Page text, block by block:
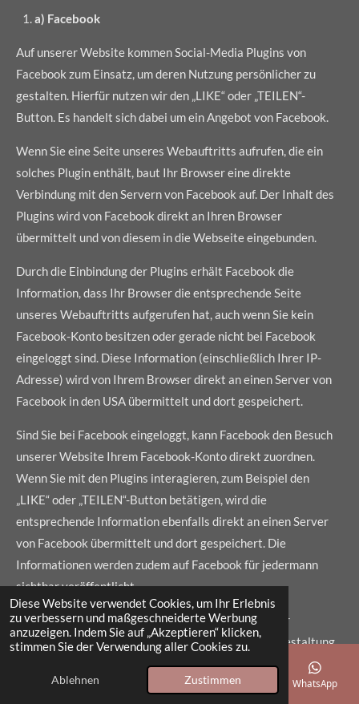
Diese Website verwendet Cookies, um Ihr Erlebnis
zu verbessern und maßgeschneiderte Werbung
anzuzeigen. Indem Sie auf „Akzeptieren“ klicken,
stimmen Sie der Verwendung aller Cookies zu.
Ablehnen Zustimmen
a) Facebook
Auf unserer Website kommen Social-Media Plugins von
Facebook zum Einsatz, um deren Nutzung persönlicher zu
gestalten. Hierfür nutzen wir den „LIKE“ oder „TEILEN“-
Button. Es handelt sich dabei um ein Angebot von Facebook.
Wenn Sie eine Seite unseres Webauftritts aufrufen, die ein
solches Plugin enthält, baut Ihr Browser eine direkte
Verbindung mit den Servern von Facebook auf. Der Inhalt des
Plugins wird von Facebook direkt an Ihren Browser
übermittelt und von diesem in die Webseite eingebunden.
Durch die Einbindung der Plugins erhält Facebook die
Information, dass Ihr Browser die entsprechende Seite
unseres Webauftritts aufgerufen hat, auch wenn Sie kein
Facebook-Konto besitzen oder gerade nicht bei Facebook
eingeloggt sind. Diese Information (einschließlich Ihrer IP-
Adresse) wird von Ihrem Browser direkt an einen Server von
Facebook in den USA übermittelt und dort gespeichert.
Sind Sie bei Facebook eingeloggt, kann Facebook den Besuch
unserer Website Ihrem Facebook-Konto direkt zuordnen.
Wenn Sie mit den Plugins interagieren, zum Beispiel den
„LIKE“ oder „TEILEN“-Button betätigen, wird die
entsprechende Information ebenfalls direkt an einen Server
von Facebook übermittelt und dort gespeichert. Die
Informationen werden zudem auf Facebook für jedermann
sichtbar veröffentlicht.
Facebook kann diese Informationen zum Zwecke der
Werbung, Marktforschung und bedarfsgerechten Gestaltung
der Facebook-Seiten benutzen. Hierzu werden von Facebook
Nutzungs-, Interessen- und Beziehungsprofile erstellt, z. B. um
E-Mail Telefon Karte Facebook WhatsApp